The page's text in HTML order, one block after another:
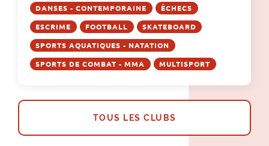
DANSES - CONTEMPORAINE ÉCHECS
ESCRIME FOOTBALL SKATEBOARD
SPORTS AQUATIQUES - NATATION
SPORTS DE COMBAT - MMA MULTISPORT
TOUS LES CLUBS